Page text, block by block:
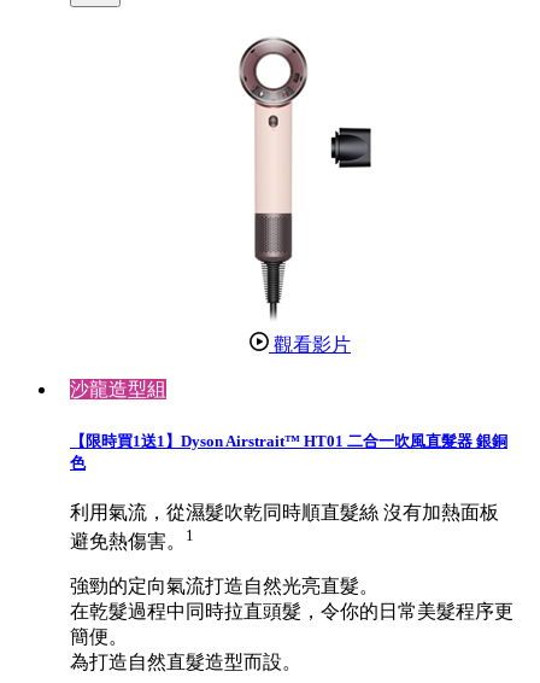
觀看影片
沙龍造型組
【限時買1送1】Dyson Airstrait™ HT01 二合一吹風直髮器 銀銅
色
利用氣流，從濕髮吹乾同時順直髮絲 沒有加熱面板
避免熱傷害。
1
強勁的定向氣流打造自然光亮直髮。
在乾髮過程中同時拉直頭髮，令你的日常美髮程序更
簡便。
為打造自然直髮造型而設。